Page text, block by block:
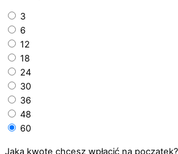
3
6
12
18
24
30
36
48
60
Jaką kwotę chcesz wpłacić na początek?